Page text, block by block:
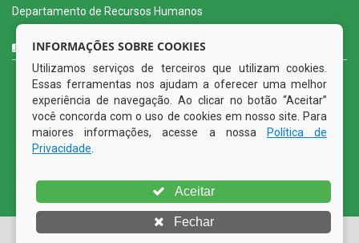
Departamento de Recursos Humanos
CURTA NOSSA FAN PAGE
© Copyright 2026 Prefeitura Municipal de Amaraji | Todos os
INFORMAÇÕES SOBRE COOKIES
Utilizamos serviços de terceiros que utilizam cookies.
Essas ferramentas nos ajudam a oferecer uma melhor
experiência de navegação. Ao clicar no botão “Aceitar”
você concorda com o uso de cookies em nosso site. Para
maiores informações, acesse a nossa
Política de
Privacidade
Aceitar
Fechar